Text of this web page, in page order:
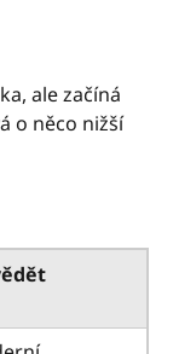
ale začíná
o něco nižší